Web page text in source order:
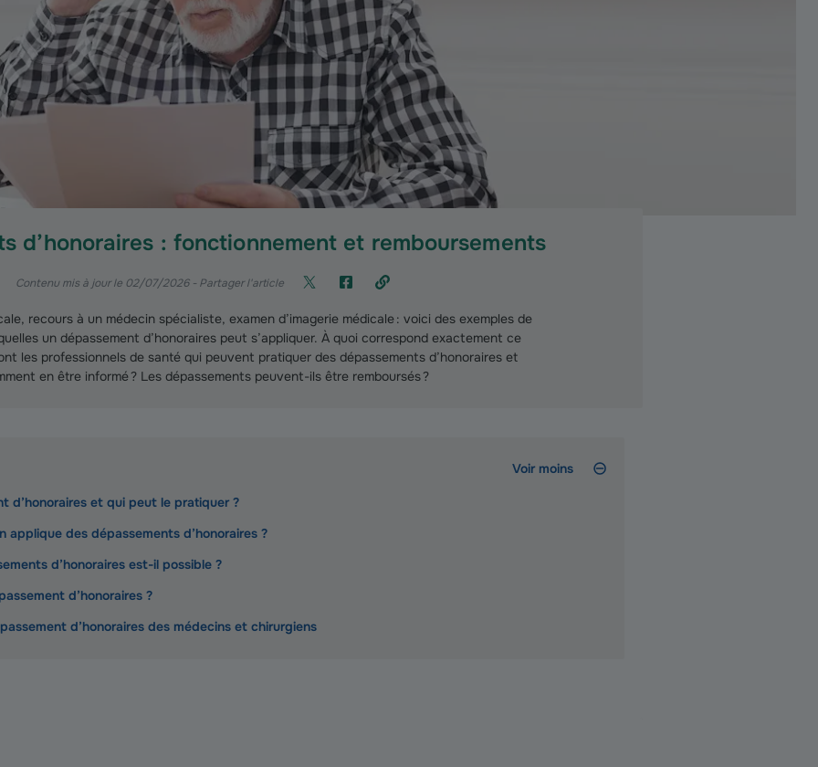
d’honoraires : fonctionnement et remboursements
Contenu mis à jour le 02/07/2026- Partager l'article
recours à un médecin spécialiste, examen d’imagerie médicale : voici des exemples de
un dépassement d’honoraires peut s’appliquer. À quoi correspond exactement ce
les professionnels de santé qui peuvent pratiquer des dépassements d’honoraires et
en être informé ? Les dépassements peuvent-ils être remboursés ?
Voir moins
d’honoraires et qui peut le pratiquer ?
applique des dépassements d’honoraires ?
d’honoraires est-il possible ?
d’honoraires ?
d’honoraires des médecins et chirurgiens